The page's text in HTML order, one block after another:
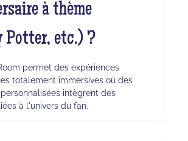
à thème
Potter, etc.) ?
permet des expériences
totalement immersives où des
intègrent des
à l'univers du fan.